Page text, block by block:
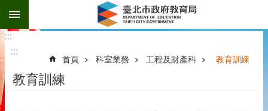
跳到主要內容區塊
:::
:::
首頁 科室業務 工程及財產科 教育訓練
教育訓練